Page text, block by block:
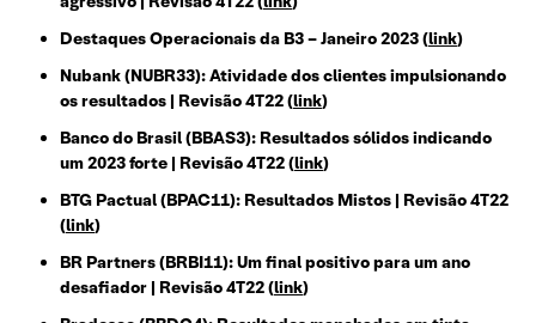
Destaques Operacionais da B3 – Janeiro 2023 (link)
Nubank (NUBR33): Atividade dos clientes impulsionando
os resultados | Revisão 4T22 (link)
Banco do Brasil (BBAS3): Resultados sólidos indicando
um 2023 forte | Revisão 4T22 (link)
BTG Pactual (BPAC11): Resultados Mistos | Revisão 4T22
(link)
BR Partners (BRBI11): Um final positivo para um ano
desafiador | Revisão 4T22 (link)